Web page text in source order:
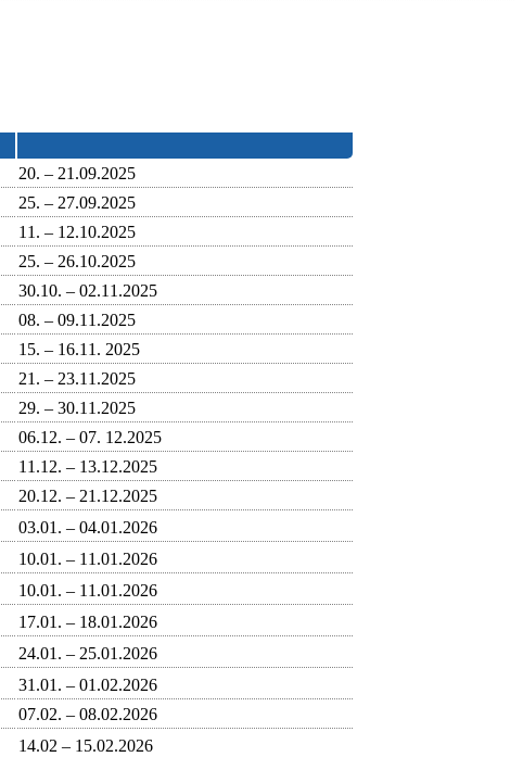
20. – 21.09.2025
25. – 27.09.2025
11. – 12.10.2025
25. – 26.10.2025
30.10. – 02.11.2025
08. – 09.11.2025
15. – 16.11. 2025
21. – 23.11.2025
29. – 30.11.2025
06.12. – 07. 12.2025
11.12. – 13.12.2025
20.12. – 21.12.2025
03.01. – 04.01.2026
10.01. – 11.01.2026
10.01. – 11.01.2026
17.01. – 18.01.2026
24.01. – 25.01.2026
31.01. – 01.02.2026
07.02. – 08.02.2026
14.02 – 15.02.2026